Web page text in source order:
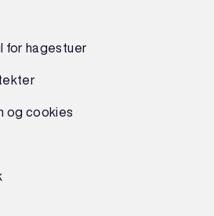
for hagestuer
og cookies